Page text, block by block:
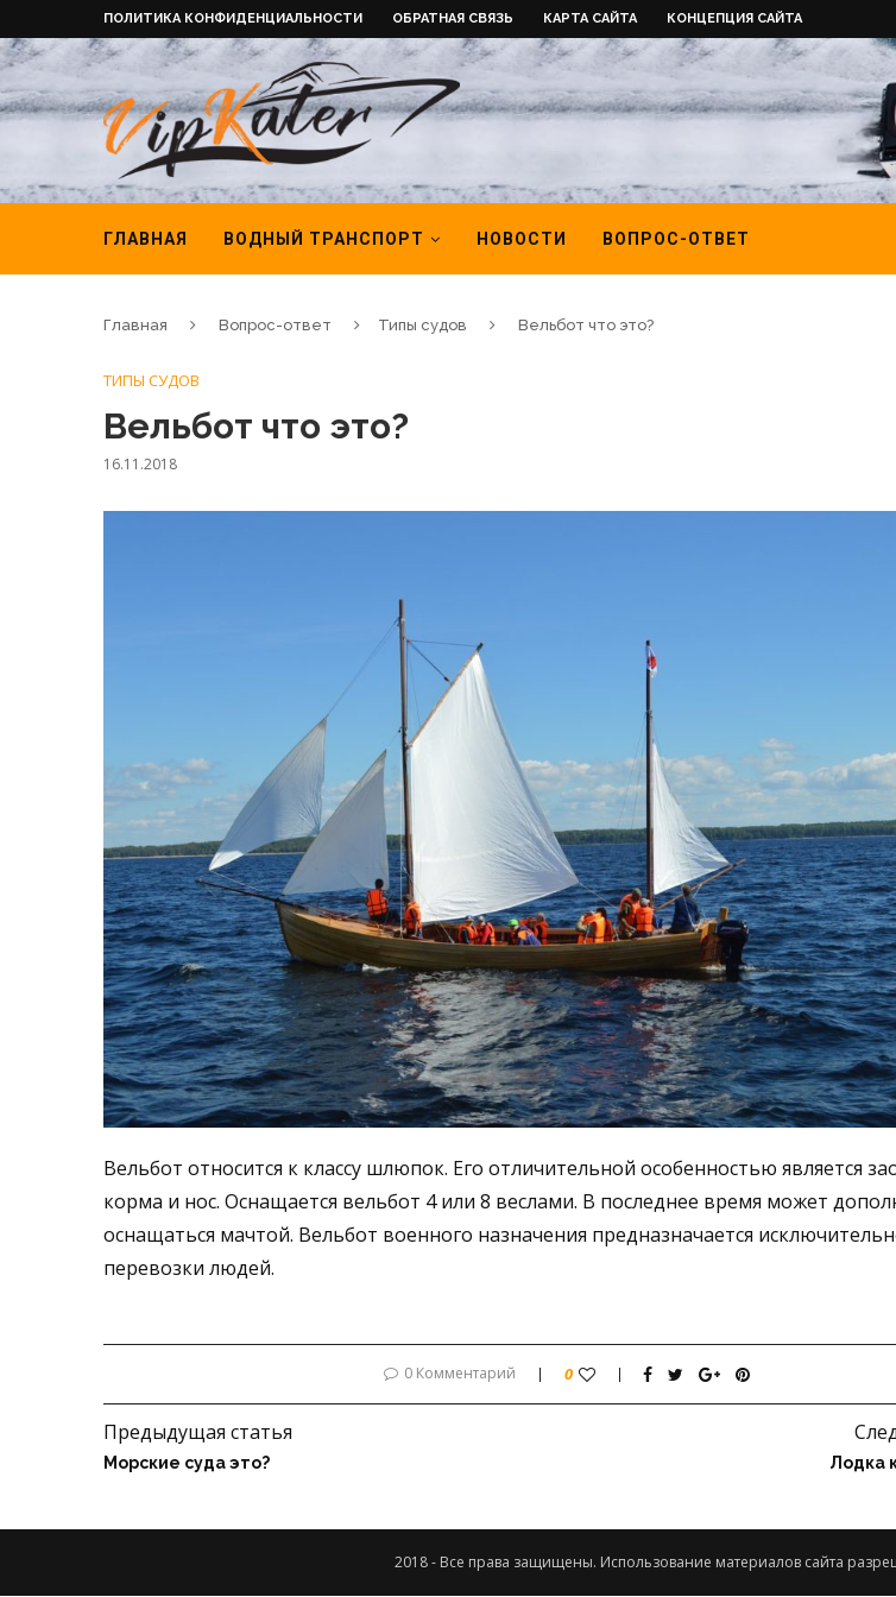
ПОЛИТИКА КОНФИДЕНЦИАЛЬНОСТИ ОБРАТНАЯ СВЯЗЬ КАРТА САЙТА КОНЦЕПЦИЯ САЙТА
ГЛАВНАЯ ВОДНЫЙ ТРАНСПОРТ НОВОСТИ ВОПРОС-ОТВЕТ
Главная Вопрос-ответ Типы судов Вельбот что это?
ТИПЫ СУДОВ
Вельбот что это?
16.11.2018
Вельбот относится к классу шлюпок. Его отличительной особенностью является
корма и нос. Оснащается вельбот 4 или 8 веслами. В последнее время может
оснащаться мачтой. Вельбот военного назначения предназначается
перевозки людей.
0 Комментарий 0
Предыдущая статья
Морские суда это? Лодка
2018 - Все права защищены. Использование материалов сайта